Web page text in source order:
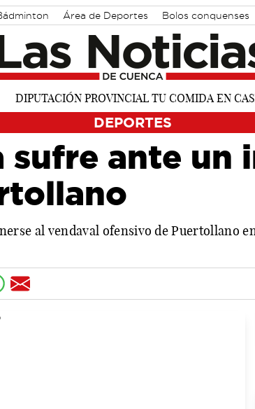
Área de Deportes Bolos conquenses
DEPORTES
sufre ante un
al vendaval ofensivo de Puertollano